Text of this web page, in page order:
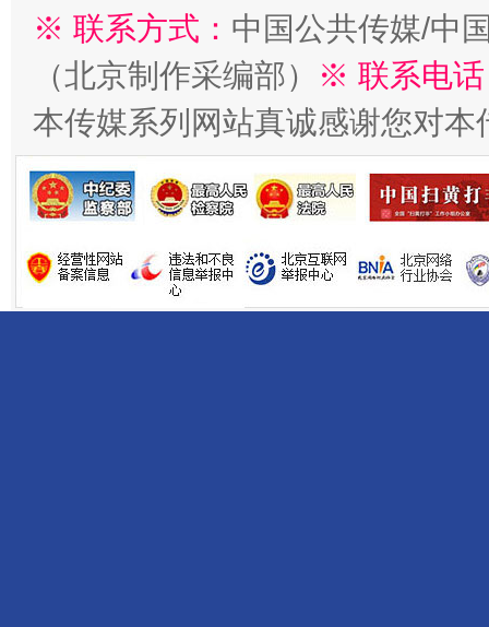
千年窑火 生生不息 一
※ 联系方式： 中国公共传媒/中
（北京制作采编部）
※ 联系电
本传媒系列网站真诚感谢您对